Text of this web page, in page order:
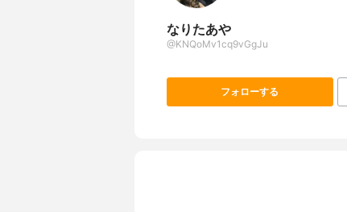
なりたあや
@KNQoMv1cq9vGgJu
フォローする